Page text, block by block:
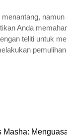
Anda
teliti untuk
Masha: